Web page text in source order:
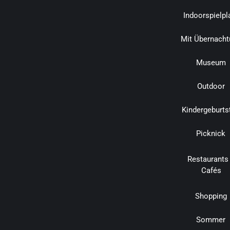
Mit
Museum
Outdoor
Picknick
Restaurants
Cafés
Shopping
Sommer